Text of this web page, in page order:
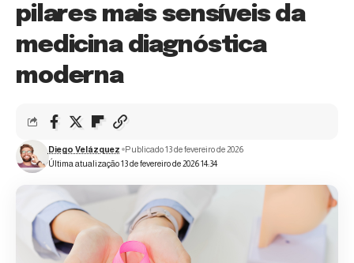
pilares mais sensíveis da
medicina diagnóstica
moderna
Última atualização 13 de fevereiro de 2026 14:34
Diego Velázquez Publicado 13 de fevereiro de 2026